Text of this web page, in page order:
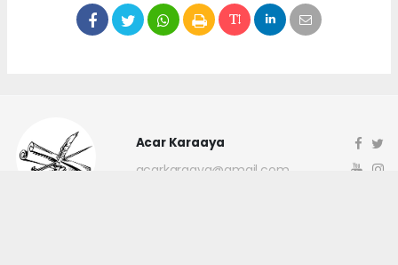
Acar Karaaya
acarkaraaya@gmail.com